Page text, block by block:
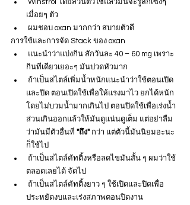
เมื่อยๆ ตัว
ผมชอบ oxan มากกว่า สบายตัวดี
การใช้และการจัด Stack ของ oxan
กินทีเดียวเยอะๆ มันปวดหัวมาก
และปิด ตอนเปิดใช้เพื่อให้แรงมาไว ยกได้หนัก
โดยไม่บวมน้ำมากเกินไป ตอนปิดใช้เพื่อเร่งน้ำ
ส่วนเกินออกแล้วให้มันดูแน่นดูเต็ม แต่อย่าลืม
ว่ามันมีตัวอื่นที่ "ถึง" กว่า แต่ตัวนี้มันนิยมอะนะ
ก็ใช้ไป
ตลอดเลยได้ จัดไป
ประหยัดงบและเร่งสภาพตอนปิดงาน